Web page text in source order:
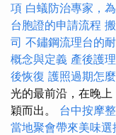
項 白蟻防治專家，
台胞證的申請流程
司 不鏽鋼流理台的
概念與定義 產後護
後恢復 護照過期怎
光的最前沿，在晚
穎而出。 台中按摩
當地聚會帶來美味選